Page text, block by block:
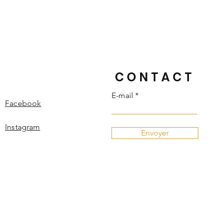
Facebook
Instagram
CONTACT
E-mail
Envoyer